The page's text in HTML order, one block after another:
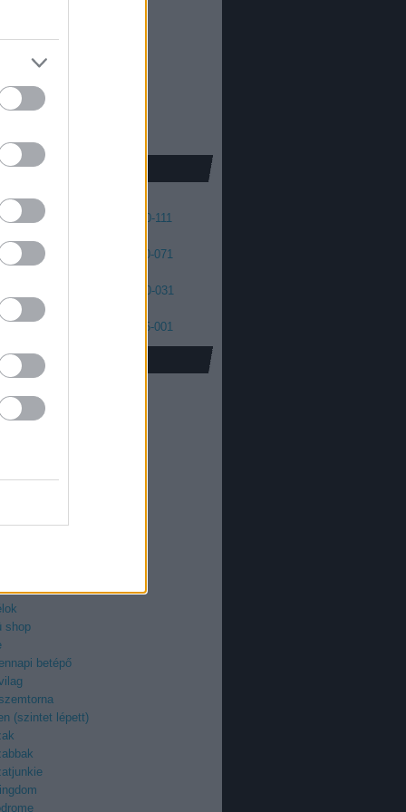
2011
Máté
140-131 120-111
100-091 080-071
040-031
005-001
fan
shop
betépő
(szintet lépett)